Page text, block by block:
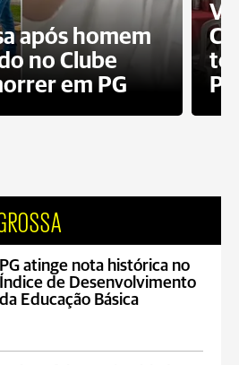
após homem
no Clube
em PG
PG
PG atinge nota histórica no
Índice de Desenvolvimento
da Educação Básica